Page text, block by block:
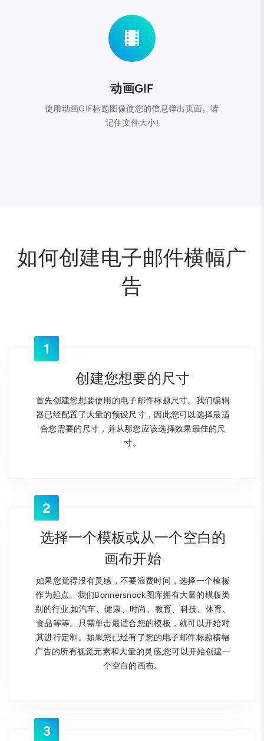
动画GIF
使用动画GIF标题图像使您的信息弹出页面。请
记住文件大小!
如何创建电子邮件横幅广
告
1
创建您想要的尺寸
首先创建您想要使用的电子邮件标题尺寸。我们编辑
器已经配置了大量的预设尺寸，因此您可以选择最适
合您需要的尺寸，并从那您应该选择效果最佳的尺
寸。
2
选择一个模板或从一个空白的
画布开始
如果您觉得没有灵感，不要浪费时间，选择一个模板
作为起点。我们Bannersnack图库拥有大量的模板类
别的行业,如汽车、健康、时尚、教育、科技、体育、
食品等等。只需单击最适合您的模板，就可以开始对
其进行定制。如果您已经有了您的电子邮件标题横幅
广告的所有视觉元素和大量的灵感,您可以开始创建一
个空白的画布。
3